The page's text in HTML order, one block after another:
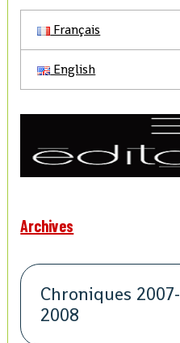
Français
English
Archives
Chroniques 2007-
2008